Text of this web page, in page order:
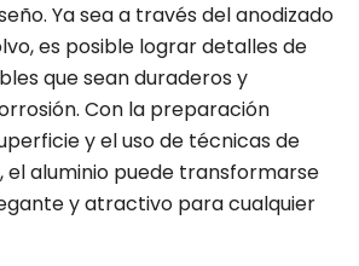
Ya sea a través del anodizado
es posible lograr detalles de
que sean duraderos y
Con la preparación
y el uso de técnicas de
el aluminio puede transformarse
y atractivo para cualquier